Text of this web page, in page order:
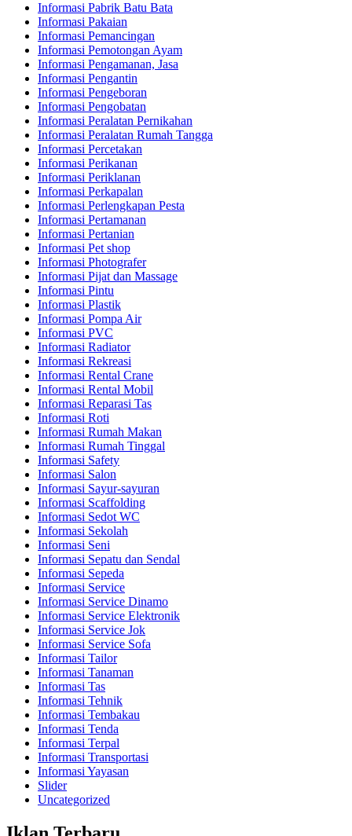
Informasi Pabrik Batu Bata
Informasi Pakaian
Informasi Pemancingan
Informasi Pemotongan Ayam
Informasi Pengamanan, Jasa
Informasi Pengantin
Informasi Pengeboran
Informasi Pengobatan
Informasi Peralatan Pernikahan
Informasi Peralatan Rumah Tangga
Informasi Percetakan
Informasi Perikanan
Informasi Periklanan
Informasi Perkapalan
Informasi Perlengkapan Pesta
Informasi Pertamanan
Informasi Pertanian
Informasi Pet shop
Informasi Photografer
Informasi Pijat dan Massage
Informasi Pintu
Informasi Plastik
Informasi Pompa Air
Informasi PVC
Informasi Radiator
Informasi Rekreasi
Informasi Rental Crane
Informasi Rental Mobil
Informasi Reparasi Tas
Informasi Roti
Informasi Rumah Makan
Informasi Rumah Tinggal
Informasi Safety
Informasi Salon
Informasi Sayur-sayuran
Informasi Scaffolding
Informasi Sedot WC
Informasi Sekolah
Informasi Seni
Informasi Sepatu dan Sendal
Informasi Sepeda
Informasi Service
Informasi Service Dinamo
Informasi Service Elektronik
Informasi Service Jok
Informasi Service Sofa
Informasi Tailor
Informasi Tanaman
Informasi Tas
Informasi Tehnik
Informasi Tembakau
Informasi Tenda
Informasi Terpal
Informasi Transportasi
Informasi Yayasan
Slider
Uncategorized